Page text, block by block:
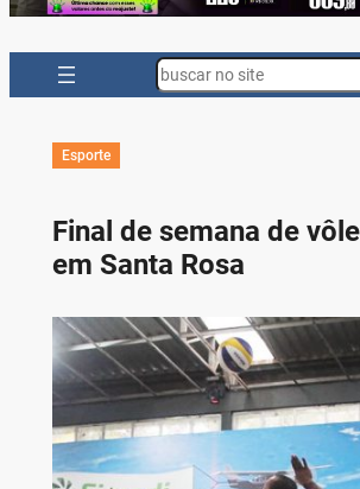
Search
Esporte
Final de semana de
em Santa Rosa